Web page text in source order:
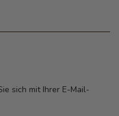
sich mit Ihrer E-Mail-